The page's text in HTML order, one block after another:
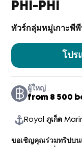
PHI-PHI
ทัวร์กลุ่มหมู่เกาะพีพี
โปร
ผู้ใหญ่
from 8 500
Royal ภูเก็ต
ขอเชิญคุณร่วมทริปบน